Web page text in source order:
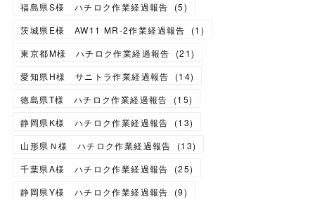
福島県S様 ハチロク作業経過報告
(5)
茨城県E様 AW11 MR-2作業経過報告
(1 )
東京都M様 ハチロク作業経過報告
(21)
愛知県H様 サニトラ作業経過報告
(14)
徳島県T様 ハチロク作業経過報告
(15)
静岡県K様 ハチロク作業経過報告
(13)
山形県Ｎ様 ハチロク作業経過報告
(13)
千葉県A様 ハチロク作業経過報告
(25)
静岡県Y様 ハチロク作業経過報告
(9)